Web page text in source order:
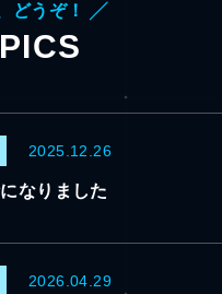
どうぞ！ ╱
2025.12.26
なりました
2026.04.29